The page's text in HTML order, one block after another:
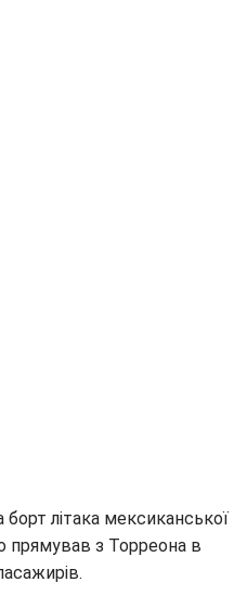
борт літака мексиканської
прямував з Торреона в